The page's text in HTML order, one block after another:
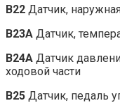
B22 Датчик,
B23A Датчик,
B24A Датчик
ходовой части
B25 Датчик, педаль